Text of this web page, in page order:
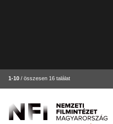
1-10 / összesen 16 találat